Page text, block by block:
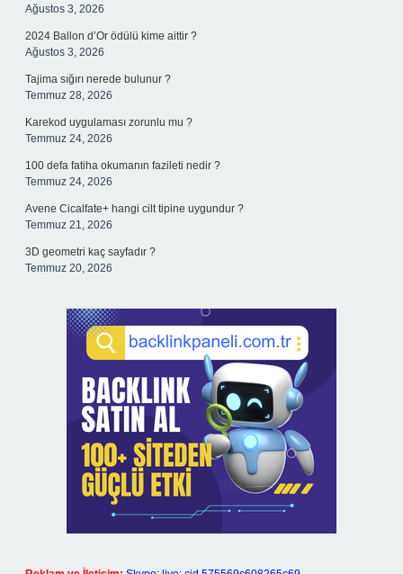
Ağustos 3, 2026
2024 Ballon d’Or ödülü kime aittir ?
Ağustos 3, 2026
Tajima sığırı nerede bulunur ?
Temmuz 28, 2026
Karekod uygulaması zorunlu mu ?
Temmuz 24, 2026
100 defa fatiha okumanın fazileti nedir ?
Temmuz 24, 2026
Avene Cicalfate+ hangi cilt tipine uygundur ?
Temmuz 21, 2026
3D geometri kaç sayfadır ?
Temmuz 20, 2026